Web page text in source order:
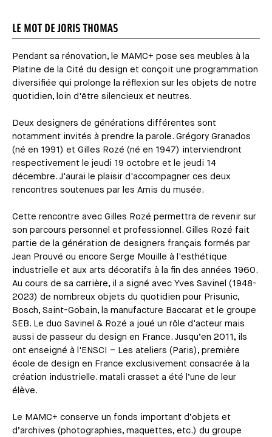
LE MOT DE JORIS THOMAS
Pendant sa rénovation, le MAMC+ pose ses meubles à la
Platine de la Cité du design et conçoit une programmation
diversifiée qui prolonge la réflexion sur les objets de notre
quotidien, loin d'être silencieux et neutres.
Deux designers de générations différentes sont
notamment invités à prendre la parole. Grégory Granados
(né en 1991) et Gilles Rozé (né en 1947) interviendront
respectivement le jeudi 19 octobre et le jeudi 14
décembre. J'aurai le plaisir d'accompagner ces deux
rencontres soutenues par les Amis du musée.
Cette rencontre avec Gilles Rozé permettra de revenir sur
son parcours personnel et professionnel. Gilles Rozé fait
partie de la génération de designers français formés par
Jean Prouvé ou encore Serge Mouille à l'esthétique
industrielle et aux arts décoratifs à la fin des années 1960.
Au cours de sa carrière, il a signé avec Yves Savinel (1948-
2023) de nombreux objets du quotidien pour Prisunic,
Bosch, Saint-Gobain, la manufacture Baccarat et le groupe
SEB. Le duo Savinel & Rozé a joué un rôle d'acteur mais
aussi de passeur du design en France. Jusqu’en 2011, ils
ont enseigné à l'ENSCI – Les ateliers (Paris), première
école de design en France exclusivement consacrée à la
création industrielle. matali crasset a été l’une de leur
élève.
Le MAMC+ conserve un fonds important d’objets et
d’archives (photographies, maquettes, etc.) du groupe